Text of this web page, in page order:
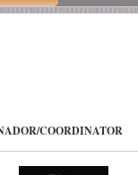
COORDINATOR